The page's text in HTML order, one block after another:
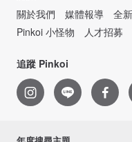
關於我們
媒體報導 全
Pinkoi 小怪物
人才招募
追蹤 Pinkoi